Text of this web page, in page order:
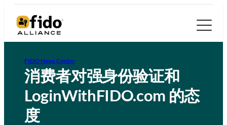
FIDO News Center
消费者对强身份验证和
LoginWithFIDO.com 的态
度